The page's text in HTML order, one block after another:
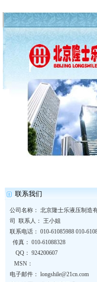
联系我们
公司名称： 北京隆士乐液压制造
司 联系人： 王小姐
联系电话： 010-61085988 010-
传真： 010-61088328
QQ： 924200607
MSN：
电子邮件： longshile@21cn.com